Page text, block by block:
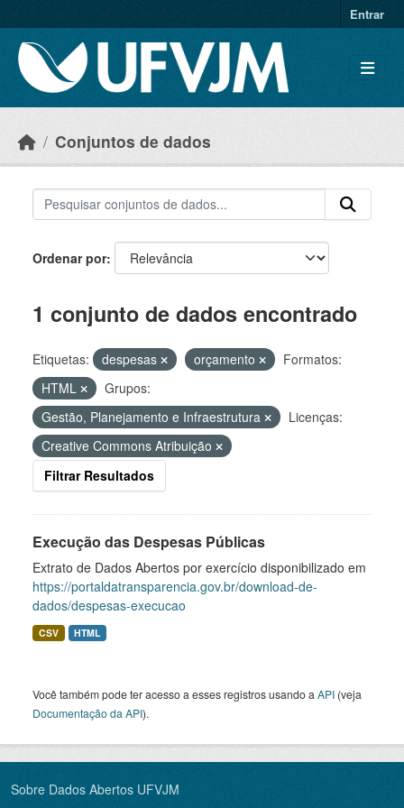
Entrar
Conjuntos de dados
Ordenar por
1 conjunto de dados encontrado
Etiquetas: despesas orçamento
Formatos:
HTML
Grupos:
Gestão, Planejamento e Infraestrutura
Licenças:
Creative Commons Atribuição
Filtrar Resultados
Execução das Despesas Públicas
Extrato de Dados Abertos por exercício disponibilizado em
https://portaldatransparencia.gov.br/download-de-
dados/despesas-execucao
CSV HTML
Você também pode ter acesso a esses registros usando a API (veja
Documentação da API).
Sobre Dados Abertos UFVJM